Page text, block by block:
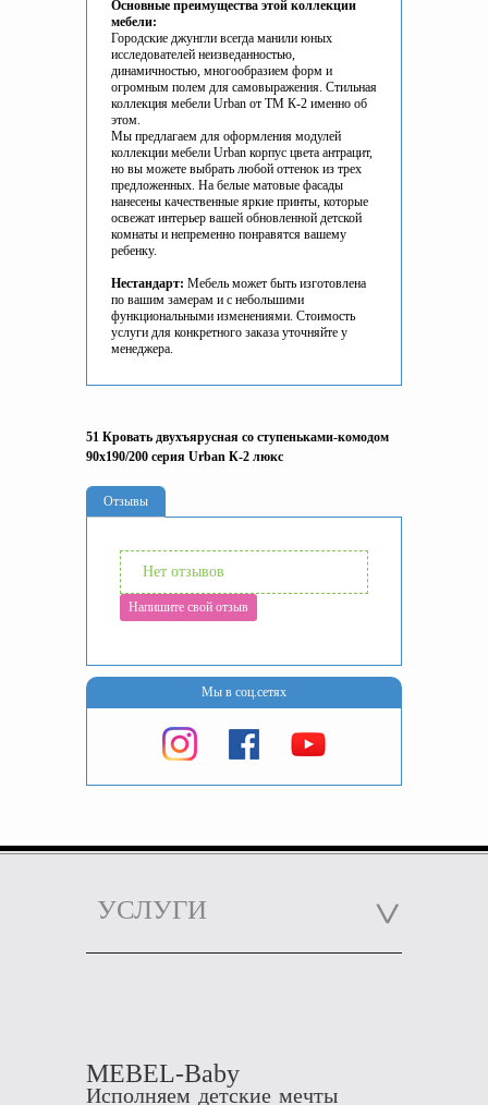
Основные преимущества этой коллекции
мебели:
Городские джунгли всегда манили юных
исследователей неизведанностью,
динамичностью, многообразием форм и
огромным полем для самовыражения. Стильная
коллекция мебели Urban от ТМ К-2 именно об
этом.
Мы предлагаем для оформления модулей
коллекции мебели Urban корпус цвета антрацит,
но вы можете выбрать любой оттенок из трех
предложенных. На белые матовые фасады
нанесены качественные яркие принты, которые
освежат интерьер вашей обновленной детской
комнаты и непременно понравятся вашему
ребенку.
Нестандарт: Мебель может быть изготовлена
по вашим замерам и с небольшими
функциональными изменениями. Стоимость
услуги для конкретного заказа уточняйте у
менеджера.
51 Кровать двухъярусная со ступеньками-комодом
90х190/200 серия Urban К-2 люкс
Отзывы
Нет отзывов
Напишите свой отзыв
Мы в соц.сетях
УСЛУГИ
MEBEL-Baby
Исполняем детские мечты